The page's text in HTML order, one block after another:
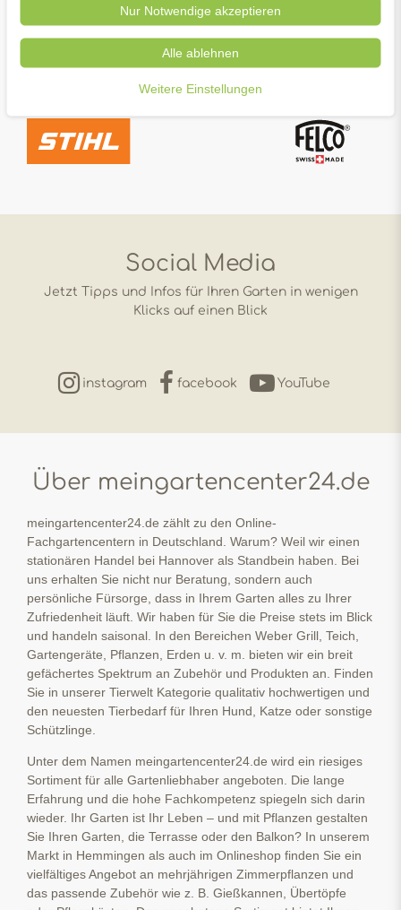
Social Media
Jetzt Tipps und Infos für Ihren Garten in wenigen
Klicks auf einen Blick
instagram facebook YouTube
Über meingartencenter24.de
meingartencenter24.de zählt zu den Online-
Fachgartencentern in Deutschland. Warum? Weil wir einen
stationären Handel bei Hannover als Standbein haben. Bei
uns erhalten Sie nicht nur Beratung, sondern auch
persönliche Fürsorge, dass in Ihrem Garten alles zu Ihrer
Zufriedenheit läuft. Wir haben für Sie die Preise stets im Blick
und handeln saisonal. In den Bereichen Weber Grill, Teich,
Gartengeräte, Pflanzen, Erden u. v. m. bieten wir ein breit
gefächertes Spektrum an Zubehör und Produkten an. Finden
Sie in unserer Tierwelt Kategorie qualitativ hochwertigen und
den neuesten Tierbedarf für Ihren Hund, Katze oder sonstige
Schützlinge.
Unter dem Namen meingartencenter24.de wird ein riesiges
Sortiment für alle Gartenliebhaber angeboten. Die lange
Erfahrung und die hohe Fachkompetenz spiegeln sich darin
wieder. Ihr Garten ist Ihr Leben – und mit Pflanzen gestalten
Sie Ihren Garten, die Terrasse oder den Balkon? In unserem
Markt in Hemmingen als auch im Onlineshop finden Sie ein
vielfältiges Angebot an mehrjährigen Zimmerpflanzen und
das passende Zubehör wie z. B. Gießkannen, Übertöpfe
Nur Notwendige akzeptieren
Alle ablehnen
Weitere Einstellungen